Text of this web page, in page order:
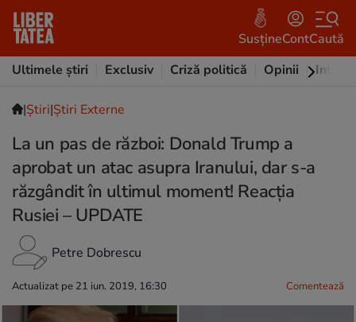
SusțineContCaută
Ultimele știri
Exclusiv Criză politică Opinii
|Ştiri|Știri Externe
La un pas de război: Donald Trump a
aprobat un atac asupra Iranului, dar s-a
răzgândit în ultimul moment! Reacția
Rusiei – UPDATE
Petre Dobrescu
Actualizat pe 21 iun. 2019, 16:30 Comentează